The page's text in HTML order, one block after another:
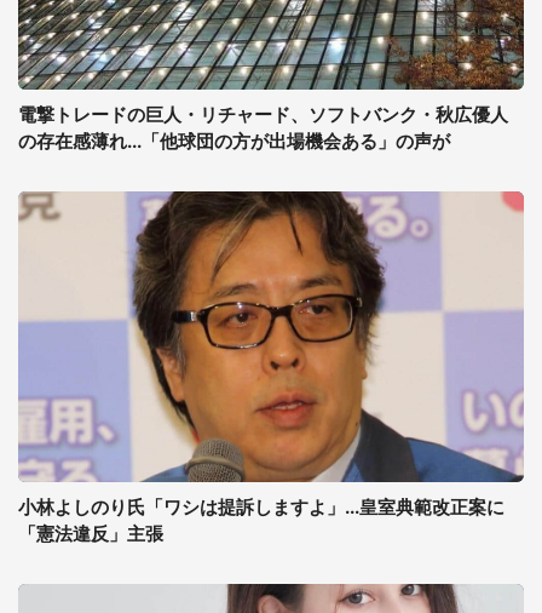
電撃トレードの巨人・リチャード、ソフトバンク・秋広優人
の存在感薄れ...「他球団の方が出場機会ある」の声が
小林よしのり氏「ワシは提訴しますよ」...皇室典範改正案に
「憲法違反」主張